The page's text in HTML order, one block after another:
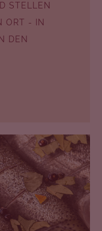
STELLEN
ORT - IN
DEN